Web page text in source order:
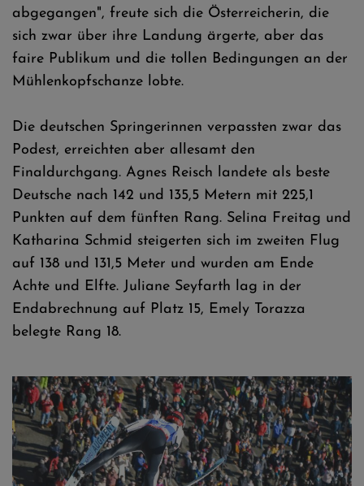
abgegangen", freute sich die Österreicherin, die
sich zwar über ihre Landung ärgerte, aber das
faire Publikum und die tollen Bedingungen an der
Mühlenkopfschanze lobte.
Die deutschen Springerinnen verpassten zwar das
Podest, erreichten aber allesamt den
Finaldurchgang. Agnes Reisch landete als beste
Deutsche nach 142 und 135,5 Metern mit 225,1
Punkten auf dem fünften Rang. Selina Freitag und
Katharina Schmid steigerten sich im zweiten Flug
auf 138 und 131,5 Meter und wurden am Ende
Achte und Elfte. Juliane Seyfarth lag in der
Endabrechnung auf Platz 15, Emely Torazza
belegte Rang 18.
Tolle Flüge bescheren Kvandal Platz 1 - Foto © SCW